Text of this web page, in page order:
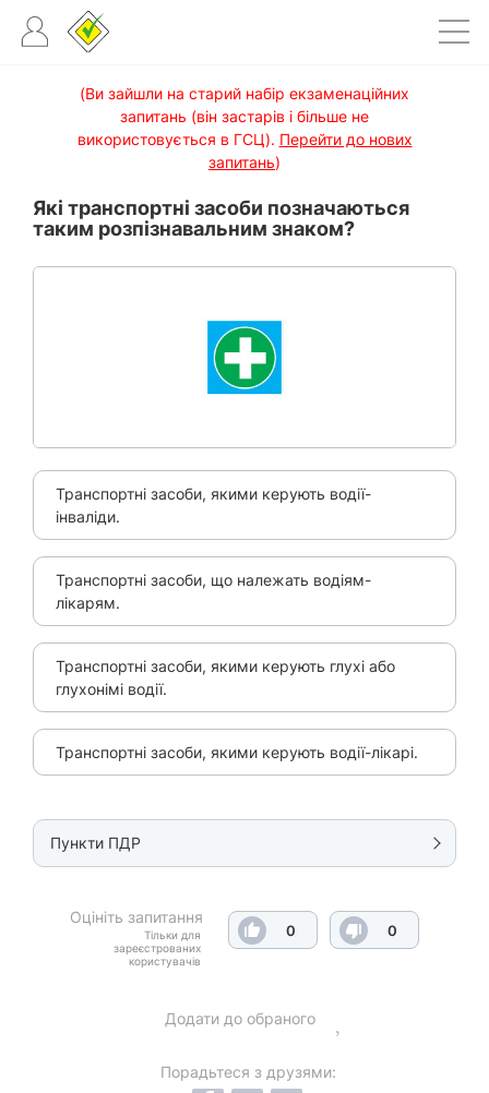
(Ви зайшли на старий набір екзаменаційних
запитань (він застарів і більше не
використовується в ГСЦ). Перейти до нових
запитань)
Які транспортні засоби позначаються
таким розпізнавальним знаком?
Транспортні засоби, якими керують водії-
інваліди.
Транспортні засоби, що належать водіям-
лікарям.
Транспортні засоби, якими керують глухі або
глухонімі водії.
Транспортні засоби, якими керують водії-лікарі.
Пункти ПДР
Оцініть запитання
Тільки для
зареєстрованих
користувачів
0 0
Додати до обраного
Порадьтеся з друзями: